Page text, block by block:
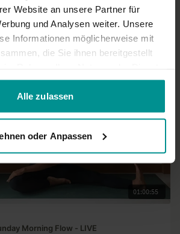
Website an unsere Partner für
und Analysen weiter. Unsere
Informationen möglicherweise mit
die Sie ihnen bereitgestellt
Alle zulassen
oder Anpassen
01:00:55
Morning Flow - LIVE